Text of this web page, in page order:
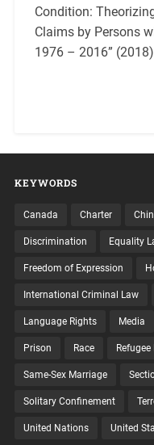
Condition:
Claims by Persons
1976 – 2016”
KEYWORDS
Canada Charter
Discrimination Equality
Freedom of Expression
International Criminal Law
Language Rights Media
Prison Race Refugee
Same-Sex Marriage
Solitary Confinement
United Nations United